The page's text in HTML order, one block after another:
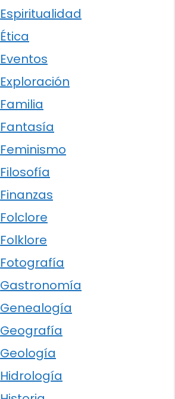
Espiritualidad
Ética
Eventos
Exploración
Familia
Fantasía
Feminismo
Filosofía
Finanzas
Folclore
Folklore
Fotografía
Gastronomía
Genealogía
Geografía
Geología
Hidrología